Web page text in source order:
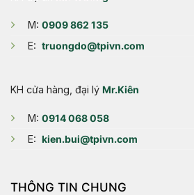
M: 0909 862 135
E: truongdo@tpivn.com
KH cửa hàng, đại lý Mr.Kiên
M: 0914 068 058
E: kien.bui@tpivn.com
THÔNG TIN CHUNG